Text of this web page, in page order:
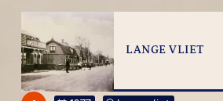
LANGE VLIET